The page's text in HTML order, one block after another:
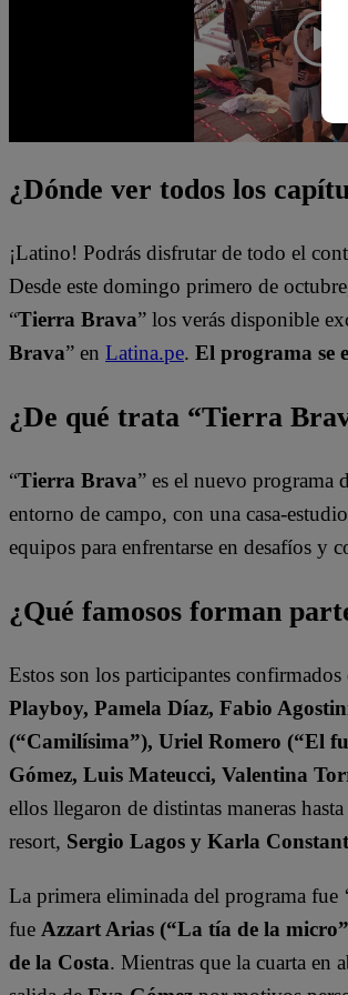
¿Dónde ver todos los
¡Latino! Podrás disfrutar de todo el
Desde este domingo primero de
“Tierra Brava” los verás disponible
Brava” en Latina.pe. El programa se
¿De qué trata “Tierra
“Tierra Brava” es el nuevo programa
entorno de campo, con una casa-
equipos para enfrentarse en desafíos y
¿Qué famosos forman
Estos son los participantes
Playboy, Pamela Díaz, Fabio
(“Camilísima”), Uriel Romero (“El
Gómez, Luis Mateucci, Valentina
ellos llegaron de distintas maneras
resort, Sergio Lagos y Karla
La primera eliminada del programa fue ‘
fue Azzart Arias (“La tía de la
de la Costa. Mientras que la cuarta en